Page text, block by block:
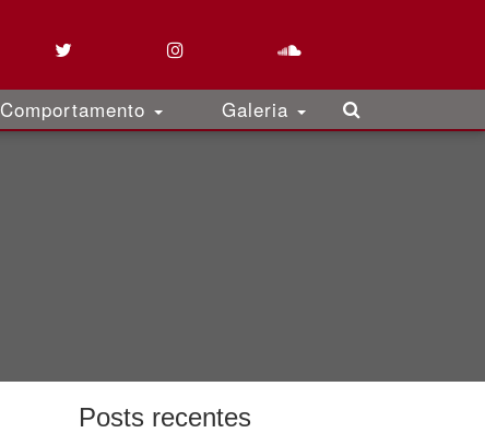
Comportamento Galeria
Posts recentes